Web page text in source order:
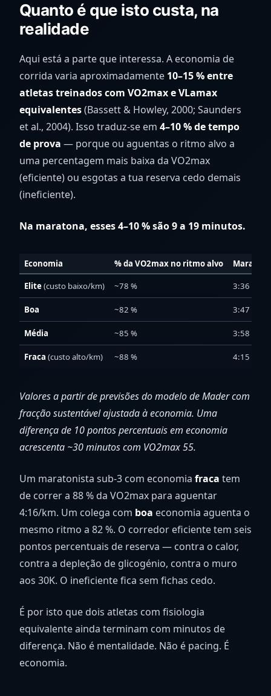
Quanto é que isto custa, na
realidade
Aqui está a parte que interessa. A economia de
corrida varia aproximadamente 10–15 % entre
atletas treinados com VO2max e VLamax
equivalentes(Bassett & Howley, 2000; Saunders
et al., 2004). Isso traduz-se em 4–10 % de tempo
de prova — porque ou aguentas o ritmo alvo a
uma percentagem mais baixa da VO2max
(eficiente) ou esgotas a tua reserva cedo demais
(ineficiente).
Na maratona, esses 4–10 % são 9 a 19 minutos.
Economia % da VO2max no ritmo alvo
Elite(custo baixo/km) ~78 % 3:36
Boa ~82 % 3:47
Média ~85 % 3:58
Fraca (custo alto/km) ~88 % 4:15
Valores a partir de previsões do modelo de Mader com
fracção sustentável ajustada à economia. Uma
diferença de 10 pontos percentuais em economia
acrescenta ~30 minutos com VO2max 55.
Um maratonista sub-3 com economia fraca tem
de correr a 88 % da VO2max para aguentar
4:16/km. Um colega com boa economia aguenta o
mesmo ritmo a 82 %. O corredor eficiente tem seis
pontos percentuais de reserva — contra o calor,
contra a depleção de glicogénio, contra o muro
aos 30K. O ineficiente fica sem fichas cedo.
É por isto que dois atletas com fisiologia
equivalente ainda terminam com minutos de
diferença. Não é mentalidade. Não é pacing. É
economia.